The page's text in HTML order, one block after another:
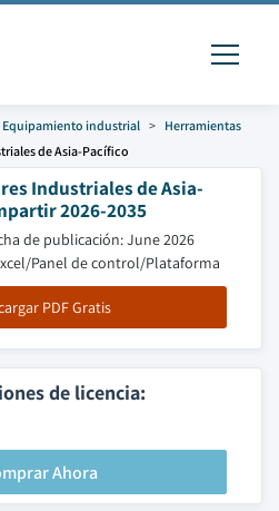
Equipamiento industrial
Herramientas
de Asia-Pacífico
Industriales de Asia-
2026-2035
de publicación: June 2026
Panel de control/Plataforma
PDF Gratis
de licencia:
Ahora